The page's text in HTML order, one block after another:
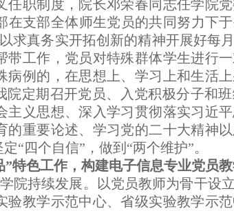
任职制度，院长邓荣春同志任学院
在支部全体师生党员的共同努力下
求真务实开拓创新的精神开展好每
带工作，党员对特殊群体学生进行
病例的，在思想上、学习上和生活
院定期召开党员、入党积极分子和
主义思想、深入学习贯彻落实习近
的重要论述、学习党的二十大精神
“四个自信”，做到“两个维护”。
特色工作，构建电子信息专业党员
院持续发展。以党员教师为骨干设
验教学示范中心、省级实验教学示